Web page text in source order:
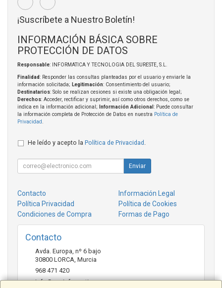
¡Suscríbete a Nuestro Boletín!
INFORMACIÓN BÁSICA SOBRE
PROTECCIÓN DE DATOS
Responsable: INFORMATICA Y TECNOLOGIA DEL SURESTE, S.L.
Finalidad: Responder las consultas planteadas por el usuario y enviarle la
información solicitada; Legitimación: Consentimiento del usuario;
Destinatarios: Solo se realizan cesiones si existe una obligación legal;
Derechos: Acceder, rectificar y suprimir, así como otros derechos, como se
indica en la información adicional;
Información Adicional : Puede consultar
la información completa de Protección de Datos en nuestra Política de
Privacidad
He leído y acepto la Política de Privacidad
Enviar
Contacto
Información Legal
Política Privacidad
Política de Cookies
Condiciones de Compra
Formas de Pago
Contacto
Avda. Europa, nº 6 bajo
30800 LORCA Murcia
968 471 420
info@ccainformatica.es